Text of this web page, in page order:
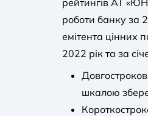
рейтингів АТ
роботи банку за
емітента цінних
2022 рік та за
шкалою